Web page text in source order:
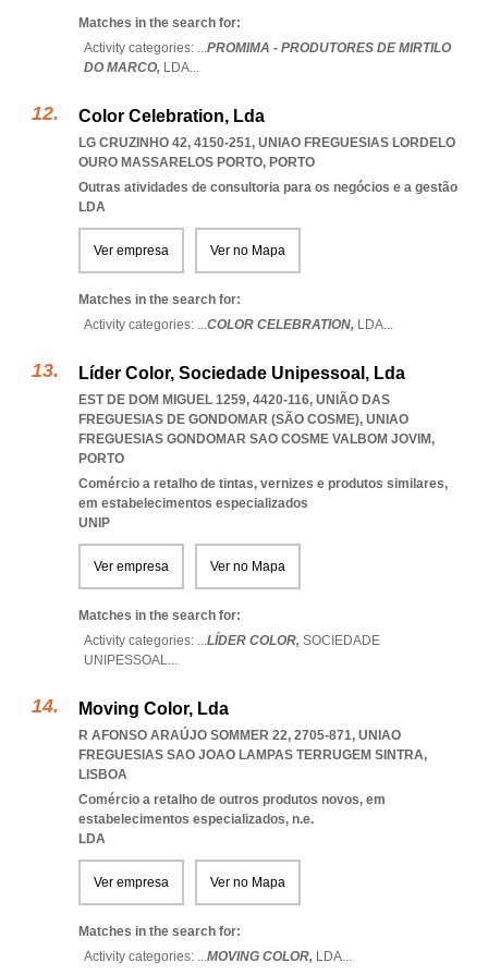
Matches in the search for:
Activity categories: ...PROMIMA - PRODUTORES DE MIRTILO
DO MARCO, LDA...
Color Celebration, Lda
LG CRUZINHO 42, 4150-251, UNIAO FREGUESIAS LORDELO
OURO MASSARELOS PORTO, PORTO
Outras atividades de consultoria para os negócios e a gestão
LDA
Ver empresa Ver no Mapa
Matches in the search for:
Activity categories: ...COLOR CELEBRATION, LDA...
Líder Color, Sociedade Unipessoal, Lda
EST DE DOM MIGUEL 1259, 4420-116, UNIÃO DAS
FREGUESIAS DE GONDOMAR (SÃO COSME), UNIAO
FREGUESIAS GONDOMAR SAO COSME VALBOM JOVIM,
PORTO
Comércio a retalho de tintas, vernizes e produtos similares,
em estabelecimentos especializados
UNIP
Ver empresa Ver no Mapa
Matches in the search for:
Activity categories: ...LÍDER COLOR, SOCIEDADE
UNIPESSOAL...
Moving Color, Lda
R AFONSO ARAÚJO SOMMER 22, 2705-871, UNIAO
FREGUESIAS SAO JOAO LAMPAS TERRUGEM SINTRA,
LISBOA
Comércio a retalho de outros produtos novos, em
estabelecimentos especializados, n.e.
LDA
Ver empresa Ver no Mapa
Matches in the search for:
Activity categories: ...MOVING COLOR, LDA...